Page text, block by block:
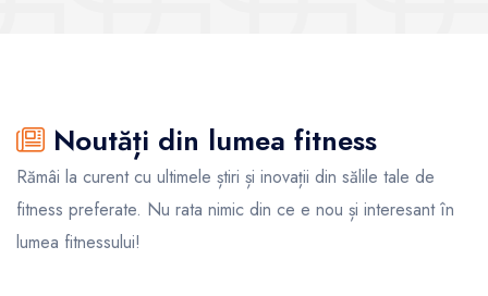
Noutăți din lumea fitness
Rămâi la curent cu ultimele știri și inovații din sălile tale de
fitness preferate. Nu rata nimic din ce e nou și interesant în
lumea fitnessului!